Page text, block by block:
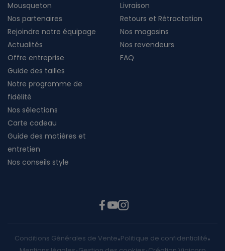
Mousqueton
Nos partenaires
Rejoindre notre équipage
Actualités
Offre entreprise
Livraison
Retours et Rétractation
Nos magasins
Nos revendeurs
FAQ
Guide des tailles
Notre programme de
fidélité
Nos sélections
Carte cadeau
Guide des matières et
entretien
Nos conseils style
Conditions Générales de Vente Politique de confidentialité